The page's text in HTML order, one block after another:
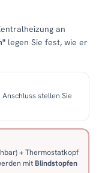
an
legen Sie fest, wie er
Anschluss stellen Sie
+ Thermostatkopf
mitBlindstopfen